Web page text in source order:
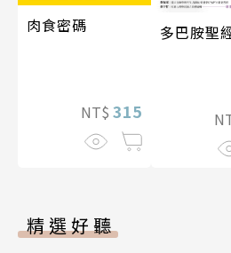
肉食密碼
NT$ 315
多巴胺聖
精選好聽